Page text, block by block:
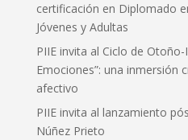
certificación en Diplomado
Jóvenes y Adultas
PIIE invita al Ciclo de
Emociones”: una inmersión
afectivo
PIIE invita al lanzamiento
Núñez Prieto